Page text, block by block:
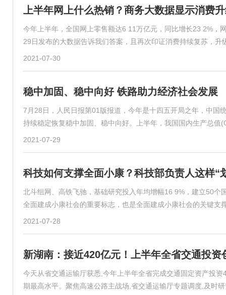
上半年网上什么热销？商务大数据显示消费
今年上半年，全国网上零售额达6 11万亿元，同比增长23 2%，
29日发布的大数据告诉我们答案，且再次印证消费持续复苏，升
2021-07-30
稳中加固、稳中向好 铁路助力经济社会发展
7月28日，人民日报第01版报道，今年是十四五开局之年，中国
持续稳定恢复稳中加固、稳中向好。上半年，我国国内生产总值
2021-07-29
科技如何支撑全面小康？科技部负责人这样“
北斗组网、高铁飞驰，基础研究投入年均增幅16 9%，建立50
全面建成小康社会的重要标志，也是全面建成小康社会的关键支
2021-07-28
新湖南：接近420亿元！上半年全省交通投资
今天从省交通运输厅获悉,今年上半年全省完成交通固定资产投
期最高水平。聚焦高速公路主战场,省交通运输厅专题调度,及时